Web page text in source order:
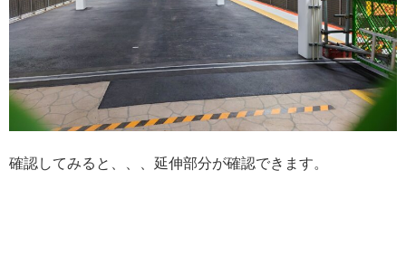
確認してみると、、、延伸部分が確認できます。